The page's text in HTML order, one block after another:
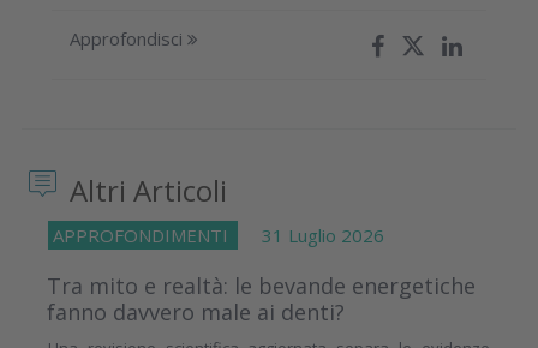
Approfondisci
Altri Articoli
APPROFONDIMENTI 31 Luglio 2026
Tra mito e realtà: le bevande energetiche
fanno davvero male ai denti?